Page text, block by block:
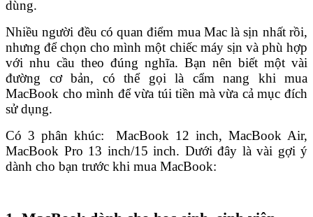
dùng.
Nhiều người đều có quan điểm mua Mac là sịn nhất rồi,
nhưng để chọn cho mình một chiếc máy sịn và phù hợp
với nhu cầu theo đúng nghĩa. Bạn nên biết một vài
đường cơ bản, có thể gọi là cẩm nang khi mua
MacBook cho mình để vừa túi tiền mà vừa cả mục đích
sử dụng.
Có 3 phân khúc: MacBook 12 inch, MacBook Air,
MacBook Pro 13 inch/15 inch. Dưới đây là vài gợi ý
dành cho bạn trước khi mua MacBook: